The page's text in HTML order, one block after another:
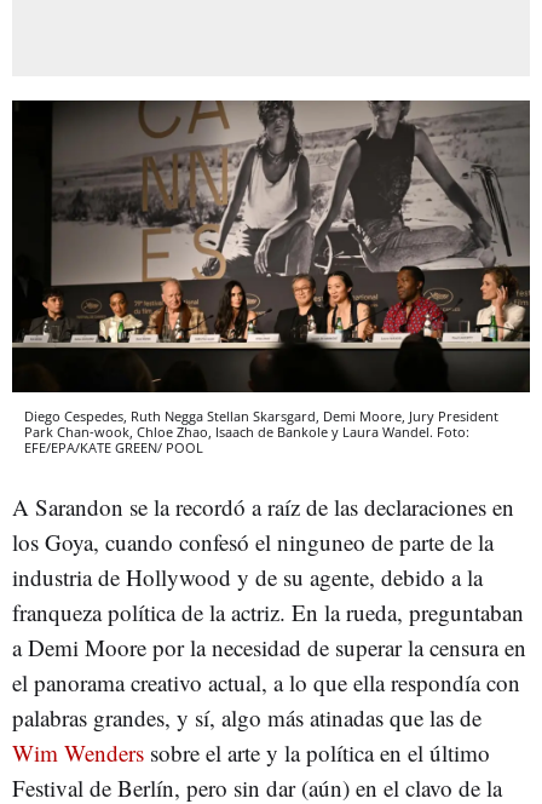
Diego Cespedes, Ruth Negga Stellan Skarsgard, Demi Moore, Jury President
Park Chan-wook, Chloe Zhao, Isaach de Bankole y Laura Wandel. Foto:
EFE/EPA/KATE GREEN/ POOL
A Sarandon se la recordó a raíz de las declaraciones en
los Goya, cuando confesó el ninguneo de parte de la
industria de Hollywood y de su agente, debido a la
franqueza política de la actriz. En la rueda, preguntaban
a Demi Moore por la necesidad de superar la censura en
el panorama creativo actual, a lo que ella respondía con
palabras grandes, y sí, algo más atinadas que las de
Wim Wenders sobre el arte y la política en el último
Festival de Berlín, pero sin dar (aún) en el clavo de la